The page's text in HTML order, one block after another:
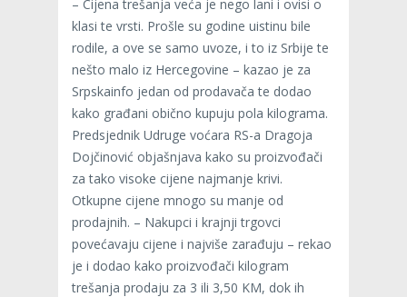
– Cijena trešanja veća je nego lani i ovisi o
klasi te vrsti. Prošle su godine uistinu bile
rodile, a ove se samo uvoze, i to iz Srbije te
nešto malo iz Hercegovine – kazao je za
Srpskainfo jedan od prodavača te dodao
kako građani obično kupuju pola kilograma.
Predsjednik Udruge voćara RS-a Dragoja
Dojčinović objašnjava kako su proizvođači
za tako visoke cijene najmanje krivi.
Otkupne cijene mnogo su manje od
prodajnih. – Nakupci i krajnji trgovci
povećavaju cijene i najviše zarađuju – rekao
je i dodao kako proizvođači kilogram
trešanja prodaju za 3 ili 3,50 KM, dok ih